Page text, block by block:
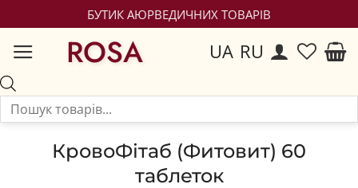
БУТИК АЮРВЕДИЧНИХ ТОВАРІВ
ROSA UA RU
КровоФітаб (Фитовит) 60
таблеток